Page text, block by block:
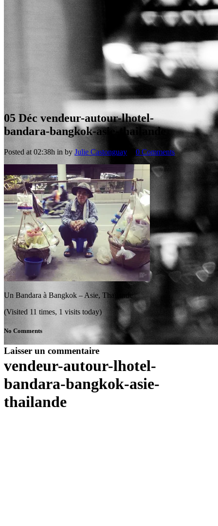
vendeur-autour-lhotel-
bandara-bangkok-asie-
thailande
05 Déc vendeur-autour-lhotel-
bandara-bangkok-asie-thailande
Posted at 02:38h in by Julie Castonguay 0 Comments
Un Bandara à Bangkok – Asie, Thaïlande
(Visited 11 times, 1 visits today)
No Comments
Laisser un commentaire